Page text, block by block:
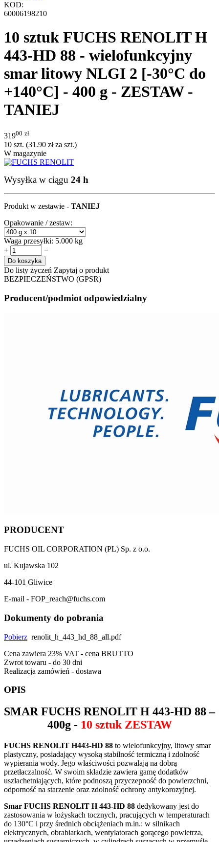
KOD:
60006198210
10 sztuk FUCHS RENOLIT H
443-HD 88 - wielofunkcyjny
smar litowy NLGI 2 [-30°C do
+140°C] - 400 g - ZESTAW -
TANIEJ
31900 zł
10 szt. (31.90 złza szt.)
W magazynie
Wysyłka w ciągu 24 h
Produkt w zestawie - TANIEJ
Opakowanie / zestaw:
Waga przesyłki: 5.000 kg
+
−
Do koszyka
Do listy życzeń Zapytaj o produkt
BEZPIECZEŃSTWO (GPSR)
Producent/podmiot odpowiedzialny
PRODUCENT
FUCHS OIL CORPORATION (PL) Sp. z o.o.
ul. Kujawska 102
44-101 Gliwice
E-mail - FOP_reach@fuchs.com
Dokumenty do pobrania
Pobierz renolit_h_443_hd_88_all.pdf
Cena zawiera 23% VAT - cena BRUTTO
Zwrot towaru - do 30 dni
Realizacja zamówień - dostawa
OPIS
SMAR FUCHS RENOLIT H 443-HD 88–
400g - 10 sztuk ZESTAW
FUCHS RENOLIT H443-HD 88 to wielofunkcyjny, litowy smar
plastyczny, posiadający wysoką stabilność termiczną i zdolność
wypierania wody. Jego właściwości pozwalają na dobrą
przetłaczalność. W swoim składzie zawiera gamę dodatków
uszlachetniających, które podnoszą przyczepność do powierzchni,
odporność na starzenie oraz zdolność ochrony antykorozyjnej.
Smar FUCHS RENOLIT H 443-HD 88 dedykowany jest do
zastosowania w łożyskach tocznych, pracujących w temperaturach
do 130°C i przy średnich obciążeniach m.in.: w silnikach
elektrycznych, obrabiarkach, wentylatorach gorącego powietrza,